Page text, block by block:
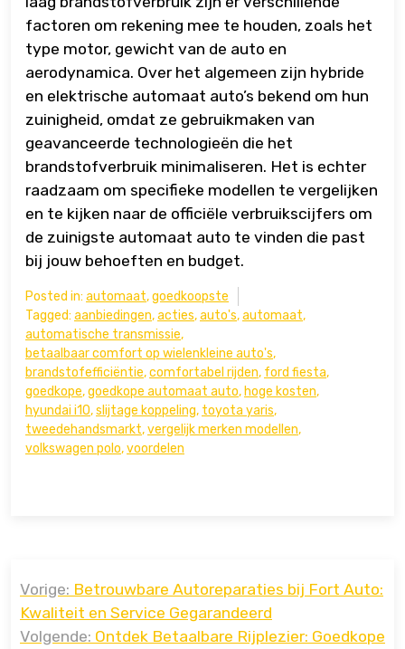
factoren om rekening mee te houden, zoals het
type motor, gewicht van de auto en
aerodynamica. Over het algemeen zijn hybride
en elektrische automaat auto’s bekend om hun
zuinigheid, omdat ze gebruikmaken van
geavanceerde technologieën die het
brandstofverbruik minimaliseren. Het is echter
raadzaam om specifieke modellen te vergelijken
en te kijken naar de officiële verbruikscijfers om
de zuinigste automaat auto te vinden die past
bij jouw behoeften en budget.
Posted in: automaat,goedkoopste
Tagged: aanbiedingen,acties,auto's,automaat,
automatische transmissie,
betaalbaar comfort op wielenkleine auto's,
brandstofefficiëntie,comfortabel rijden, ford fiesta,
goedkope,goedkope automaat auto, hoge kosten,
hyundai i10,slijtage koppeling, toyota yaris,
tweedehandsmarkt,vergelijk merken modellen,
volkswagen polo,voordelen
navigatie
Vorige: Betrouwbare Autoreparaties bij Fort Auto:
Kwaliteit en Service Gegarandeerd
Volgende: Ontdek Betaalbare Rijplezier: Goedkope